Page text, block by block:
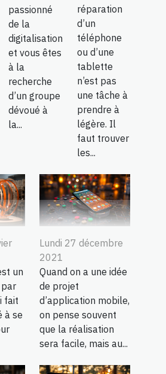
passionné
de la
digitalisation
et vous êtes
à la
recherche
d’un groupe
dévoué à
la...
réparation
d’un
téléphone
ou d’une
tablette
n’est pas
une tâche à
prendre à
légère. Il
faut trouver
les...
un
fait
à se
Lundi 27 décembre
2021
Quand on a une idée
de projet
d’application mobile,
on pense souvent
que la réalisation
sera facile, mais au...